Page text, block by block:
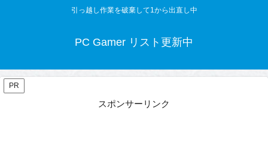
引っ越し作業を破棄して1から出直し中
PC Gamer リスト更新中
PR
スポンサーリンク